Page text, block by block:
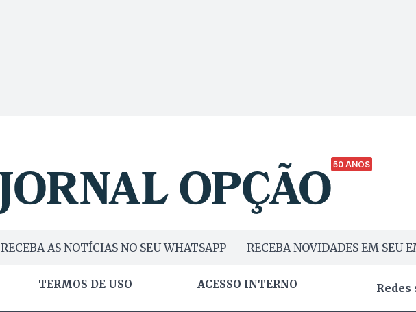
50 ANOS
RECEBA AS NOTÍCIAS NO SEU WHATSAPP RECEBA NOVIDADES EM SEU
TERMOS DE USO ACESSO INTERNO Redes